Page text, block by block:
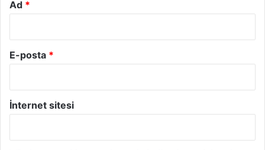
Ad *
E-posta *
İnternet sitesi